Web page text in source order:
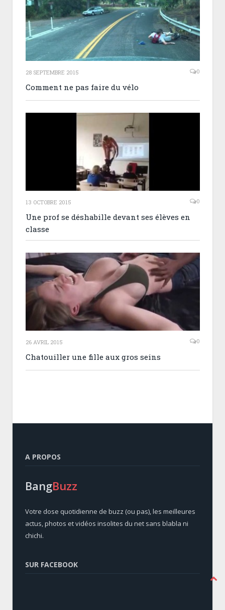
28 SEPTEMBRE 2015 0
Comment ne pas faire du vélo
13 OCTOBRE 2015 0
Une prof se déshabille devant ses élèves en
classe
26 AVRIL 2015 0
Chatouiller une fille aux gros seins
A PROPOS
BangBuzz
Votre dose quotidienne de buzz (ou pas), les meilleures
actus, photos et vidéos insolites du net sans blabla ni
chichi.
SUR FACEBOOK